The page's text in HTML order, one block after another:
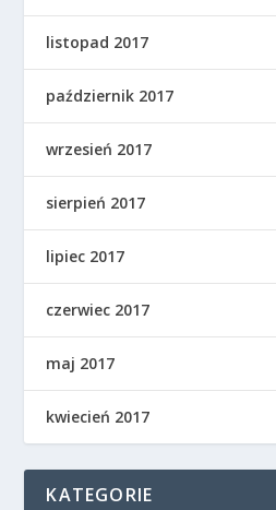
listopad 2017
październik 2017
wrzesień 2017
sierpień 2017
lipiec 2017
czerwiec 2017
maj 2017
kwiecień 2017
KATEGORIE